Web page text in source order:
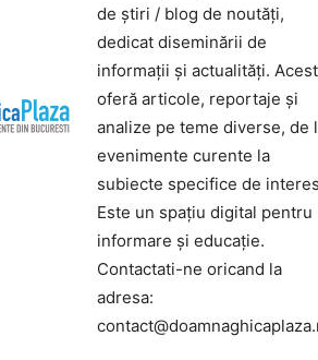
de știri / blog de noutăți,
dedicat diseminării de
informații și actualități.
oferă articole, reportaje și
analize pe teme diverse, de
evenimente curente la
subiecte specifice de
Este un spațiu digital pentru
informare și educație.
Contactati-ne oricand la
adresa: